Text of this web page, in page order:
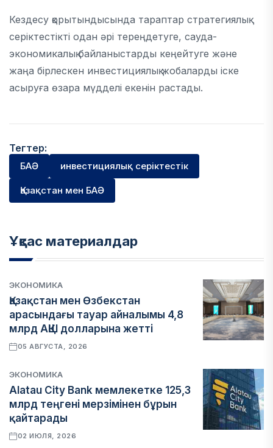
Кездесу қорытындысында тараптар стратегиялық
серіктестікті одан әрі тереңдетуге, сауда-
экономикалық байланыстарды кеңейтуге және
жаңа бірлескен инвестициялық жобаларды іске
асыруға өзара мүдделі екенін растады.
Тегтер:
БАӘ инвестициялық серіктестік
Қазақстан мен БАӘ
Ұқсас материалдар
ЭКОНОМИКА
Қазақстан мен Өзбекстан
арасындағы тауар айналымы 4,8
млрд АҚШ долларына жетті
05 АВГУСТА, 2026
ЭКОНОМИКА
Alatau City Bank мемлекетке 125,3
млрд теңгені мерзімінен бұрын
қайтарады
02 ИЮЛЯ, 2026